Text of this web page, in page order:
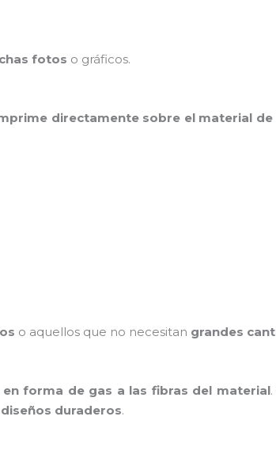
fotos o gráficos.
directamente sobre el material de
o aquellos que no necesitan grandes
forma de gas a las fibras del material
diseños duraderos.